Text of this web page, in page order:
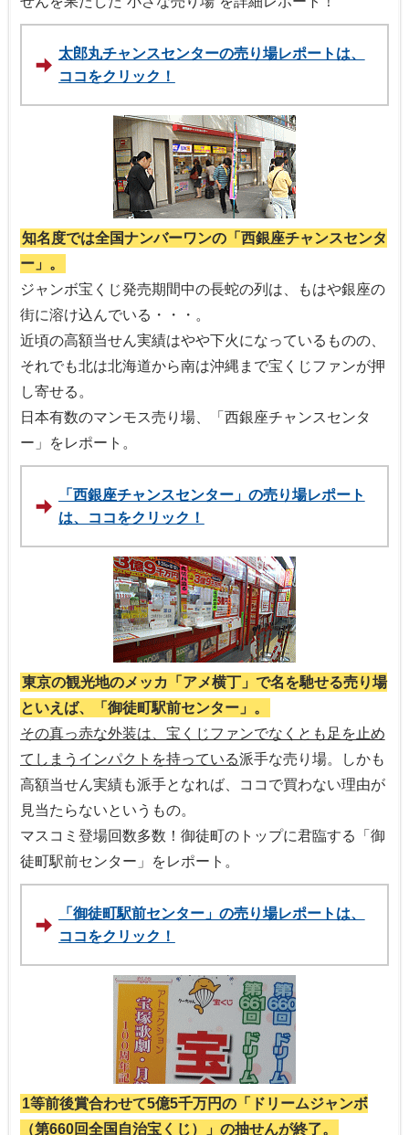
太郎丸チャンスセンターの売り場レポートは、
ココをクリック！
知名度では全国ナンバーワンの「西銀座チャンスセンタ
ー」。
ジャンボ宝くじ発売期間中の長蛇の列は、もはや銀座の
街に溶け込んでいる・・・。
近頃の高額当せん実績はやや下火になっているものの、
それでも北は北海道から南は沖縄まで宝くじファンが押
し寄せる。
日本有数のマンモス売り場、「西銀座チャンスセンタ
ー」をレポート。
「西銀座チャンスセンター」の売り場レポート
は、ココをクリック！
東京の観光地のメッカ「アメ横丁」で名を馳せる売り場
といえば、「御徒町駅前センター」。
その真っ赤な外装は、宝くじファンでなくとも足を止め
てしまうインパクトを持っている派手な売り場。しかも
高額当せん実績も派手となれば、ココで買わない理由が
見当たらないというもの。
マスコミ登場回数多数！御徒町のトップに君臨する「御
徒町駅前センター」をレポート。
「御徒町駅前センター」の売り場レポートは、
ココをクリック！
1等前後賞合わせて5億5千万円の「ドリームジャンボ
（第660回全国自治宝くじ）」の抽せんが終了。